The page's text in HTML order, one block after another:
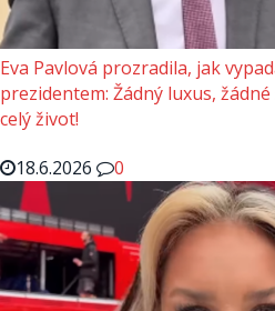
Eva Pavlová prozradila, jak
prezidentem: Žádný luxus,
celý život!
18.6.2026
0